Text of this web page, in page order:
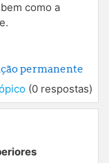
como a
permanente
(0 respostas)